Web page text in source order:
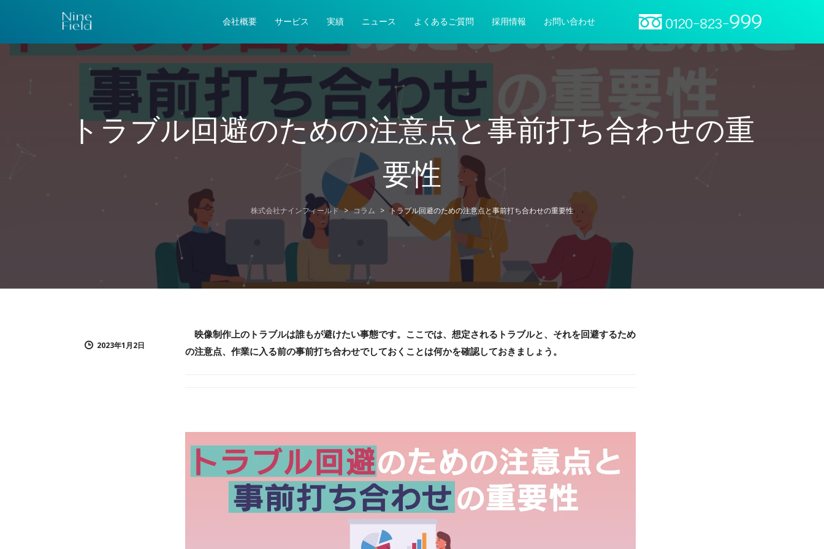
会社概要 サービス 実績 ニュース よくあるご質問 採用情報 お問い合わせ
トラブル回避のための注意点と事前打ち合わせの重
要性
株式会社ナインフィールド > コラム > トラブル回避のための注意点と事前打ち合わせの重要性
2023年1月2日
映像制作上のトラブルは誰もが避けたい事態です。ここでは、想定されるトラブルと、それを回避するため
の注意点、作業に入る前の事前打ち合わせでしておくことは何かを確認しておきましょう。